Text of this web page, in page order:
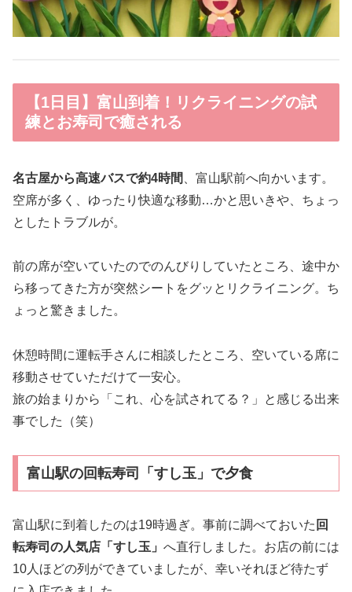
【1日目】富山到着！リクライニングの試
練とお寿司で癒される
名古屋から高速バスで約4時間
、富山駅前へ向かいます。
空席が多く、ゆったり快適な移動…かと思いきや、ちょっ
としたトラブルが。
前の席が空いていたのでのんびりしていたところ、途中か
ら移ってきた方が突然シートをグッとリクライニング。ち
ょっと驚きました。
休憩時間に運転手さんに相談したところ、空いている席に
移動させていただけて一安心。
旅の始まりから「これ、心を試されてる？」と感じる出来
事でした（笑）
富山駅の回転寿司「すし玉」で夕食
富山駅に到着したのは19時過ぎ。事前に調べておいた 回
転寿司の人気店「すし玉」 へ直行しました。お店の前には
10人ほどの列ができていましたが、幸いそれほど待たず